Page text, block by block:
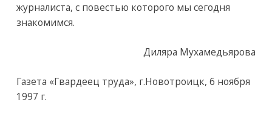
журналиста, с повестью которого мы сегодня
знакомимся.
Диляра Мухамедьярова
Газета «Гвардеец труда», г.Новотроицк, 6 ноября
1997 г.